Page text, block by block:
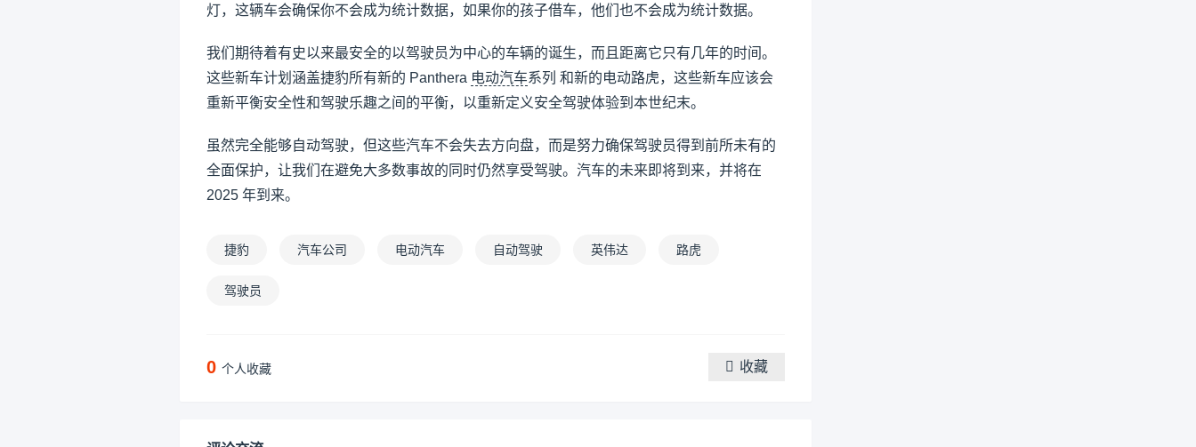
灯，这辆车会确保你不会成为统计数据，如果你的孩子借车，他们也不会成为统计数据。
我们期待着有史以来最安全的以驾驶员为中心的车辆的诞生，而且距离它只有几年的时间。
这些新车计划涵盖捷豹所有新的 Panthera 电动汽车系列 和新的电动路虎，这些新车应该会
重新平衡安全性和驾驶乐趣之间的平衡，以重新定义安全驾驶体验到本世纪末。
虽然完全能够自动驾驶，但这些汽车不会失去方向盘，而是努力确保驾驶员得到前所未有的
全面保护，让我们在避免大多数事故的同时仍然享受驾驶。汽车的未来即将到来，并将在
2025 年到来。
捷豹 汽车公司 电动汽车 自动驾驶 英伟达 路虎
驾驶员
0 个人收藏 收藏